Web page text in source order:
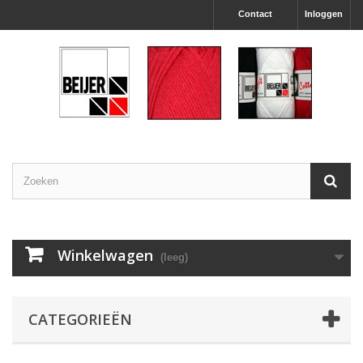
Inloggen
Contact
Winkelwagen (leeg)
CATEGORIEËN